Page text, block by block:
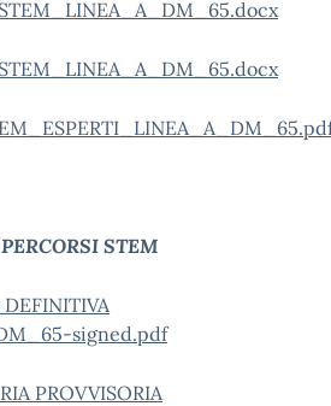
STEM
signed.pdf
PROVVISORIA